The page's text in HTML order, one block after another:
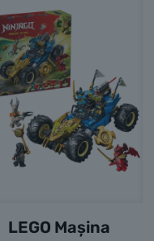
LEGO Mașina